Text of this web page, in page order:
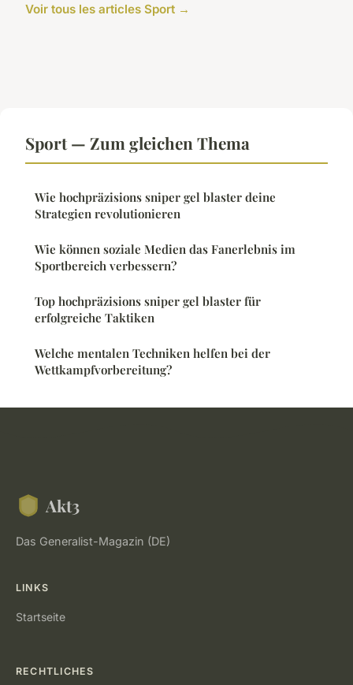
Voir tous les articles Sport →
Sport — Zum gleichen Thema
Wie hochpräzisions sniper gel blaster deine
Strategien revolutionieren
Wie können soziale Medien das Fanerlebnis im
Sportbereich verbessern?
Top hochpräzisions sniper gel blaster für
erfolgreiche Taktiken
Welche mentalen Techniken helfen bei der
Wettkampfvorbereitung?
Akt3
Das Generalist-Magazin (DE)
LINKS
Startseite
RECHTLICHES